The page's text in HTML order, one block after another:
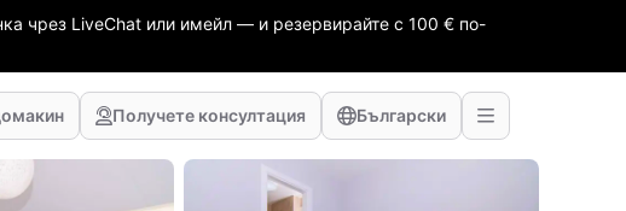
чрез LiveChat или имейл — и резервирайте с 100 € по-
Получете консултация Български